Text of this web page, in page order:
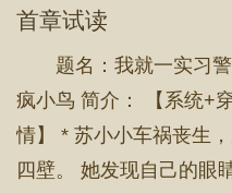
首章试读
题名：我就一实习
疯小鸟 简介： 【系统+
情】 * 苏小小车祸丧生
四壁。 她发现自己的眼